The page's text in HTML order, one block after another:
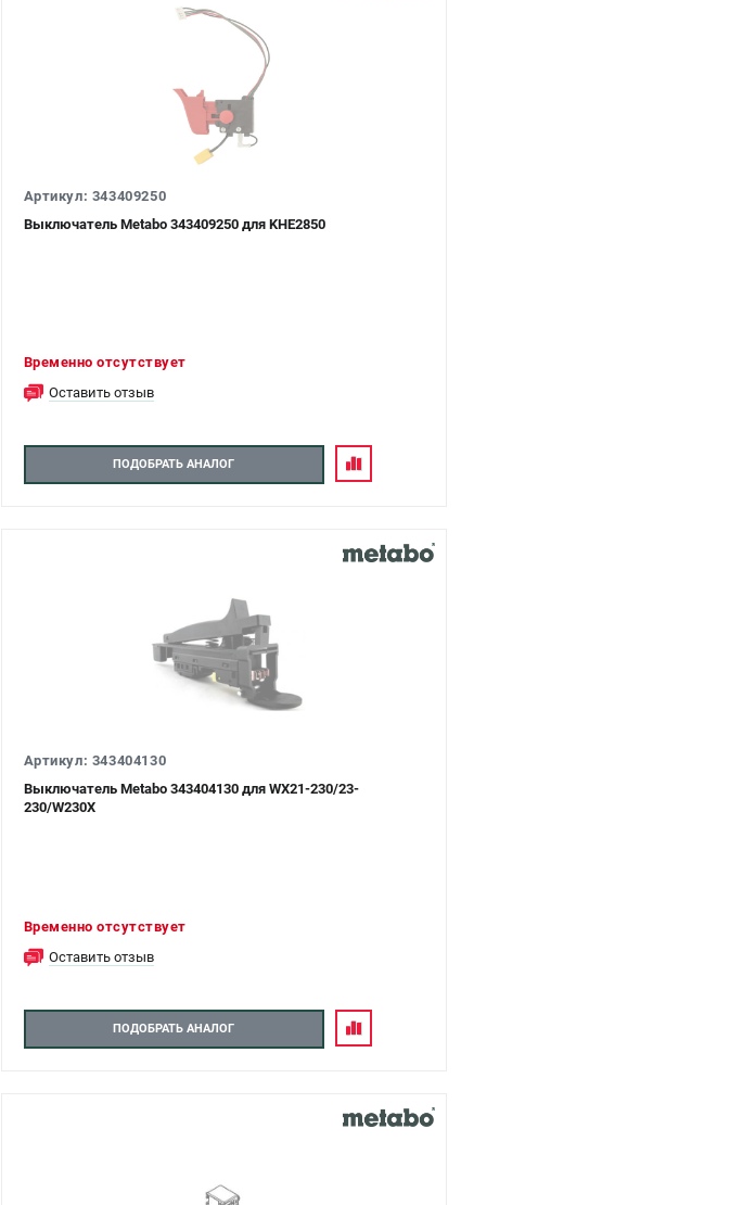
Артикул: 343409250
Выключатель Metabo 343409250 для KНЕ2850
Временно отсутствует
Оставить отзыв
ПОДОБРАТЬ АНАЛОГ
Артикул: 343404130
Выключатель Metabo 343404130 для WX21-230/23-
230/W230X
Временно отсутствует
Оставить отзыв
ПОДОБРАТЬ АНАЛОГ